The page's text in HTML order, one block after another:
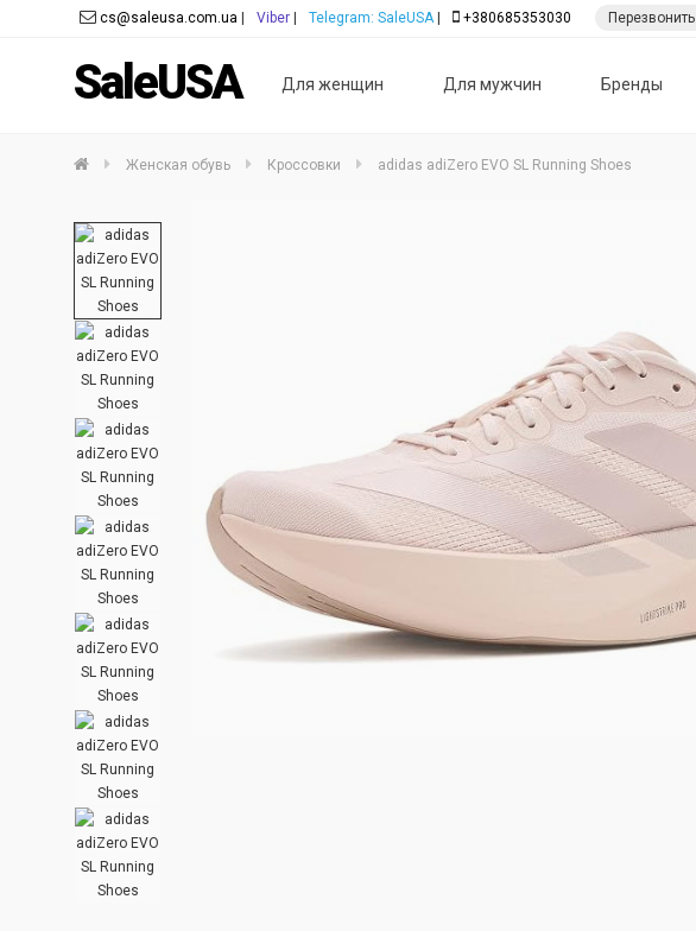
SaleUSA Для женщин Для мужчин Бренды
cs@saleusa.com.ua Viber Telegram: SaleUSA| +380685353030 Перезвонить
Женская обувь Кроссовки adidas adiZero EVO SL Running Shoes